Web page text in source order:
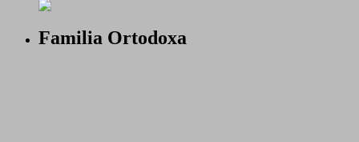
Familia Ortodoxa